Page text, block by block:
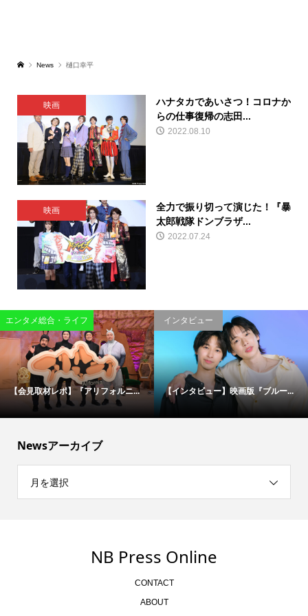
News 樋口幸平
映画
ハナタカであいさつ！コロナか
らの仕事復帰の志田...
2022.08.10
映画
全力で振り切って演じた！『暴
太郎戦隊ドンブラザ...
2022.07.24
エンタメ総合・ライフ
【会見取材レポ】『アリフォルニ...
インタビュー
【インタビュー】映画版『ブルー...
Newsアーカイブ
月を選択
NB Press Online
CONTACT
ABOUT